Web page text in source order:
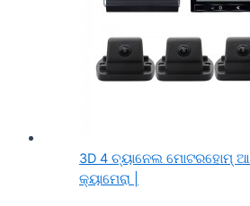
3D 4 ଚ୍ୟାନେଲ ମୋଟରହୋମ୍
କ୍ୟାମେରା |